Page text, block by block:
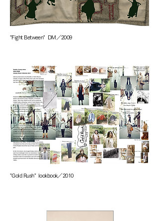
"Fight Between" DM／2009
"Gold Rush" lookbook／2010